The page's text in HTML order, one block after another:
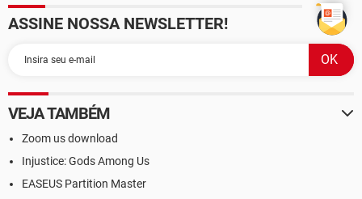
ASSINE NOSSA NEWSLETTER!
VEJA TAMBÉM
Zoom us download
Injustice: Gods Among Us
EASEUS Partition Master